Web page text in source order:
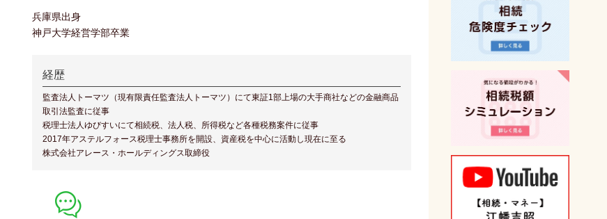
兵庫県出身
神戸大学経営学部卒業
経歴
監査法人トーマツ（現有限責任監査法人トーマツ）にて東証1部上場の大手商社などの金融商品
取引法監査に従事
税理士法人ゆびすいにて相続税、法人税、所得税など各種税務案件に従事
2017年アステルフォース税理士事務所を開設、資産税を中心に活動し現在に至る
株式会社アレース・ホールディングス取締役